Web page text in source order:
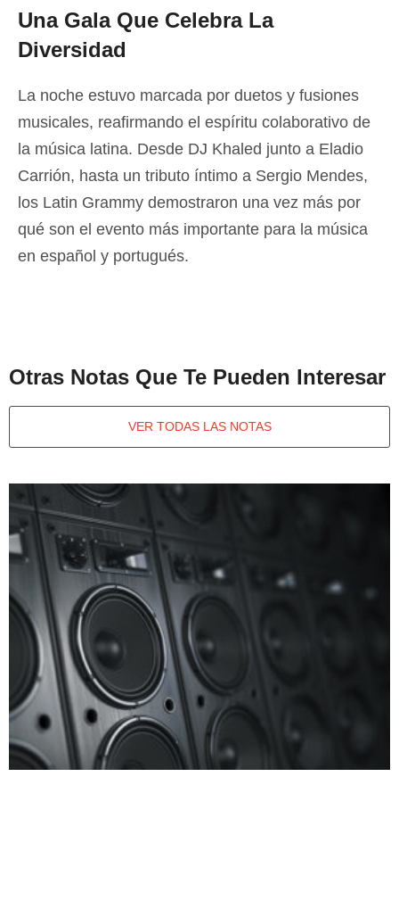
Una Gala Que Celebra La
Diversidad
La noche estuvo marcada por duetos y fusiones
musicales, reafirmando el espíritu colaborativo de
la música latina. Desde DJ Khaled junto a Eladio
Carrión, hasta un tributo íntimo a Sergio Mendes,
los Latin Grammy demostraron una vez más por
qué son el evento más importante para la música
en español y portugués.
Otras Notas Que Te Pueden Interesar
VER TODAS LAS NOTAS